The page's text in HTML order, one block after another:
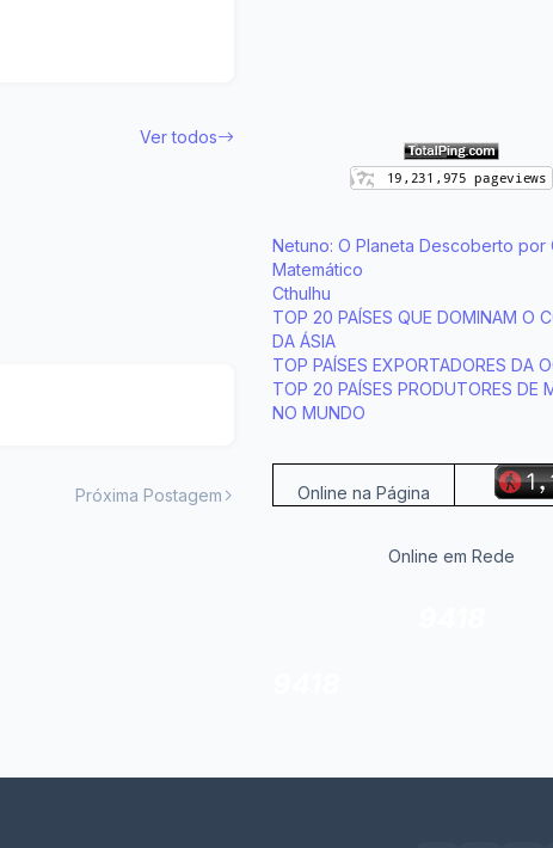
Ver todos
Próxima Postagem
Netuno: O Planeta Descoberto por
Matemático
Cthulhu
TOP 20 PAÍSES QUE DOMINAM O
DA ÁSIA
TOP PAÍSES EXPORTADORES DA
TOP 20 PAÍSES PRODUTORES DE
NO MUNDO
Online na Página
Online em Rede